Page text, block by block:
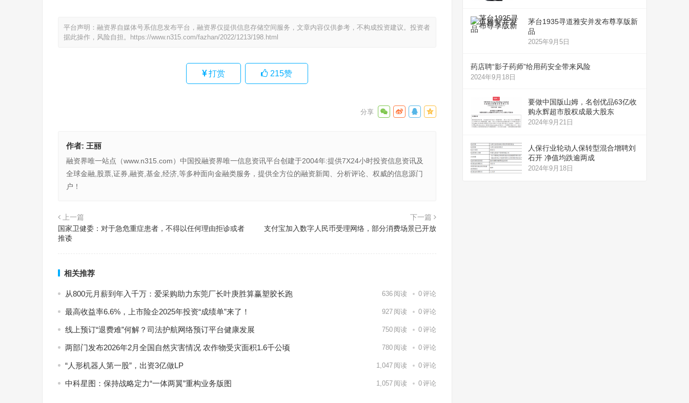
平台声明：融资界自媒体号系信息发布平台，融资界仅提供信息存储空间服务，文章内容仅供参考，不构成投资建议。投资者
据此操作，风险自担。
https://www.n315.com/fazhan/2022/1213/198.html
打赏 215赞
作者: 王丽
融资界唯一站点（www.n315.com）中国投融资界唯一信息资讯平台创建于2004年:提供7X24小时投资信息资讯及
全球金融,股票,证券,融资,基金,经济,等多种面向金融类服务，提供全方位的融资新闻、分析评论、权威的信息源门
户！
上一篇
国家卫健委：对于急危重症患者，不得以任何理由拒诊或者
推诿
下一篇
支付宝加入数字人民币受理网络，部分消费场景已开放
相关推荐
从800元月薪到年入千万：爱采购助力东莞厂长叶庚胜算赢塑胶长跑 636 阅读 0评论
最高收益率6.6%，上市险企2025年投资“成绩单”来了！ 927 阅读 0评论
线上预订“退费难”何解？司法护航网络预订平台健康发展 750 阅读 0评论
两部门发布2026年2月全国自然灾害情况 农作物受灾面积1.6千公顷 780 阅读 0评论
“人形机器人第一股”，出资3亿做LP 1,047 阅读 0评论
中科星图：保持战略定力“一体两翼”重构业务版图 1,057 阅读 0评论
茅台1935寻道雅安并发布尊享版新
品
2025年9月5日
药店聘“影子药师”给用药安全带来风险
2024年9月18日
要做中国版山姆，名创优品63亿收
购永辉超市股权成最大股东
2024年9月21日
人保行业轮动人保转型混合增聘刘
石开 净值均跌逾两成
2024年9月18日